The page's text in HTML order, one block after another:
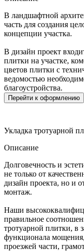
В ландшафтной
часть для создания
концепции участка.
В дизайн проект
плитки на участке,
цветов плитки с
ведомостью
благоустройства.
Перейти к оформлению
Укладка тротуарной
Описание
Долговечность и
не только от
дизайн проекта, но и
монтаж.
Наши
правильное
тротуарной плитки, в
функционала
проезжей части,